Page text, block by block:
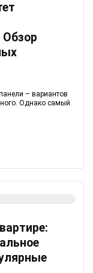
Обзор
– вариантов
Однако самый